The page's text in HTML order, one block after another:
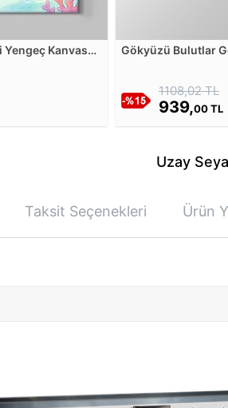
Yengeç Kanvas
Gökyüzü Bulutlar
1108,02 TL
939,00 TL
Uzay
Taksit Seçenekleri Ürün